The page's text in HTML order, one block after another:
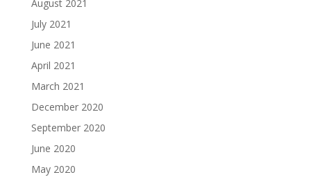
August 2021
July 2021
June 2021
April 2021
March 2021
December 2020
September 2020
June 2020
May 2020